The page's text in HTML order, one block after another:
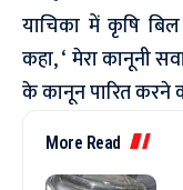
याचिका में कृषि
कहा, ‘ मेरा कानूनी
के कानून पारित करने
More Read